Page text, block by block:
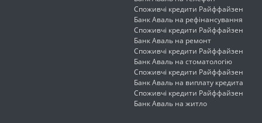
Споживчі кредити Райффайзен
Банк Аваль на рефінансування
Споживчі кредити Райффайзен
Банк Аваль на ремонт
Споживчі кредити Райффайзен
Банк Аваль на стоматологію
Споживчі кредити Райффайзен
Банк Аваль на виплату кредита
Споживчі кредити Райффайзен
Банк Аваль на житло